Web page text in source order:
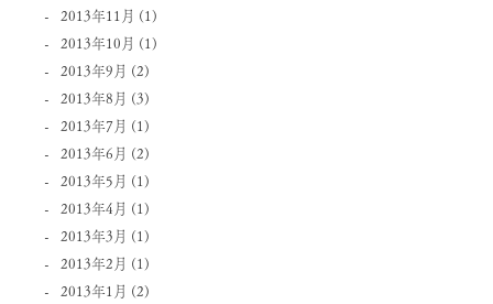
2013年11月 (1)
2013年10月 (1)
2013年9月 (2)
2013年8月 (3)
2013年7月 (1)
2013年6月 (2)
2013年5月 (1)
2013年4月 (1)
2013年3月 (1)
2013年2月 (1)
2013年1月 (2)